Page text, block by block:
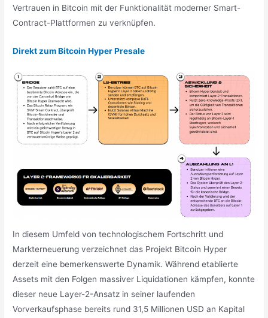
Vertrauen in Bitcoin mit der Funktionalität moderner Smart-
Contract-Plattformen zu verknüpfen.
Direkt zum Bitcoin Hyper Presale
In diesem Umfeld von technologischem Fortschritt und
Markterneuerung verzeichnet das Projekt Bitcoin Hyper
derzeit eine bemerkenswerte Dynamik. Während etablierte
Assets mit den Folgen massiver Liquidationen kämpfen, konnte
dieser neue Layer-2-Ansatz in seiner laufenden
Vorverkaufsphase bereits rund 31,5 Millionen USD an Kapital